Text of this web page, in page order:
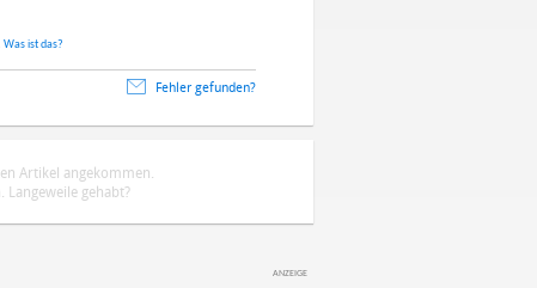
Was ist das?
Fehler gefunden?
Artikel angekommen.
Langeweile gehabt?